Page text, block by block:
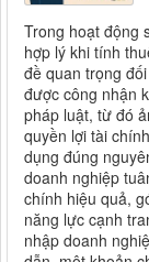
Trong hoạt động
hợp lý khi tính
đề quan trọng
được công nhận
pháp luật, từ đó
quyền lợi tài
dụng đúng
doanh nghiệp
chính hiệu quả,
năng lực cạnh
nhập doanh